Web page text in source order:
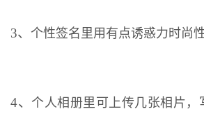
3、 个性签名里用有点诱惑力时尚
4、 个人相册里可上传几张相片，